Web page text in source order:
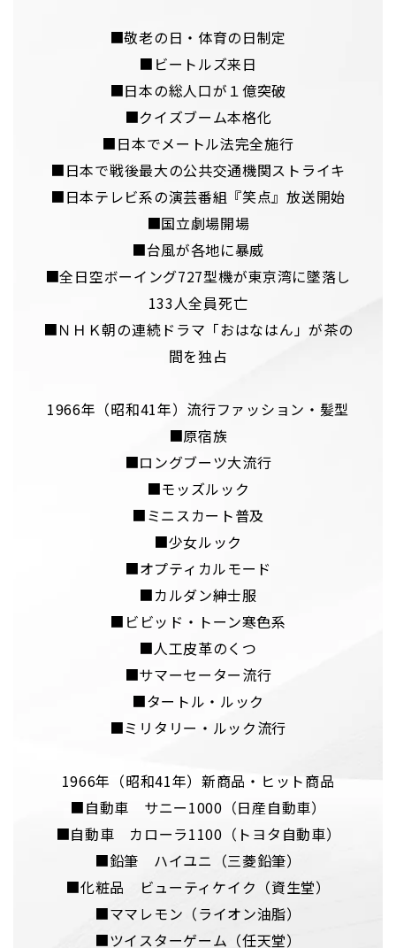
■敬老の日・体育の日制定
■ビートルズ来日
■日本の総人口が１億突破
■クイズブーム本格化
■日本でメートル法完全施行
■日本で戦後最大の公共交通機関ストライキ
■日本テレビ系の演芸番組『笑点』放送開始
■国立劇場開場
■台風が各地に暴威
■全日空ボーイング727型機が東京湾に墜落し
133人全員死亡
■ＮＨＫ朝の連続ドラマ「おはなはん」が茶の
間を独占
1966年（昭和41年）流行ファッション・髪型
■原宿族
■ロングブーツ大流行
■モッズルック
■ミニスカート普及
■少女ルック
■オプティカルモード
■カルダン紳士服
■ビビッド・トーン寒色系
■人工皮革のくつ
■サマーセーター流行
■タートル・ルック
■ミリタリー・ルック流行
1966年（昭和41年）新商品・ヒット商品
■自動車 サニー1000（日産自動車）
■自動車 カローラ1100（トヨタ自動車）
■鉛筆 ハイユニ（三菱鉛筆）
■化粧品 ビューティケイク（資生堂）
■ママレモン（ライオン油脂）
■ツイスターゲーム（任天堂）